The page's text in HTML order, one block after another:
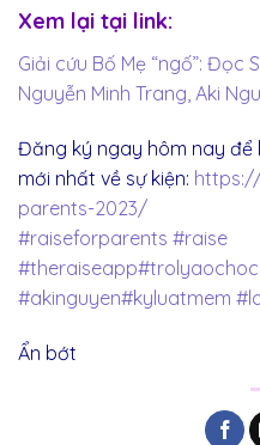
Xem lại tại link:
Giải cứu Bố Mẹ “ngố”: Đọc
Nguyễn Minh Trang, Aki
Đăng ký ngay hôm nay để
mới nhất về sự kiện:
parents-2023/
#raiseforparents #raise
#theraiseapp
#akinguyen#kyluatmem
Ẩn bớt